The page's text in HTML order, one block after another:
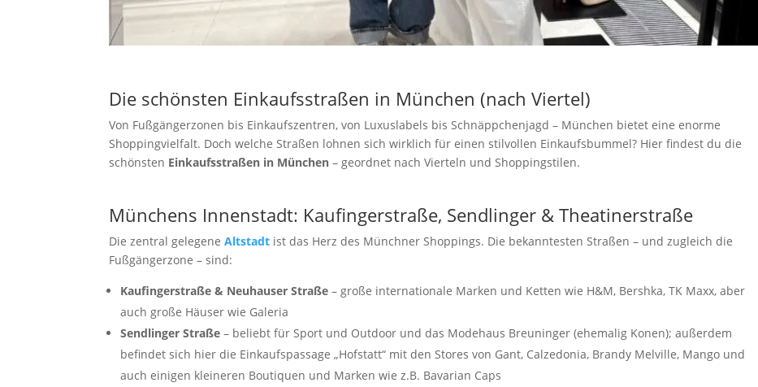
Die schönsten Einkaufsstraßen in München (nach Viertel)
Von Fußgängerzonen bis Einkaufszentren, von Luxuslabels bis Schnäppchenjagd – München bietet eine enorme
Shoppingvielfalt. Doch welche Straßen lohnen sich wirklich für einen stilvollen Einkaufsbummel? Hier findest du die
schönsten Einkaufsstraßen in München – geordnet nach Vierteln und Shoppingstilen.
Münchens Innenstadt: Kaufingerstraße, Sendlinger & Theatinerstraße
Die zentral gelegeneAltstadt ist das Herz des Münchner Shoppings. Die bekanntesten Straßen – und zugleich die
Fußgängerzone – sind:
Kaufingerstraße & Neuhauser Straße – große internationale Marken und Ketten wie H&M, Bershka, TK Maxx, aber
auch große Häuser wie Galeria
Sendlinger Straße – beliebt für Sport und Outdoor und das Modehaus Breuninger (ehemalig Konen); außerdem
befindet sich hier die Einkaufspassage „Hofstatt“ mit den Stores von Gant, Calzedonia, Brandy Melville, Mango und
auch einigen kleineren Boutiquen und Marken wie z.B. Bavarian Caps